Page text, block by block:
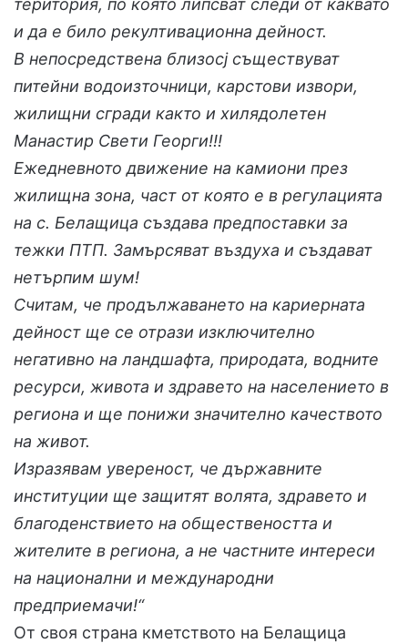
територия, по която липсват следи от каквато
и да е било рекултивационна дейност.
В непосредствена близосj съществуват
питейни водоизточници, карстови извори,
жилищни сгради както и хилядолетен
Манастир Свети Георги!!!
Ежедневното движение на камиони през
жилищна зона, част от която е в регулацията
на с. Белащица създава предпоставки за
тежки ПТП. Замърсяват въздуха и създават
нетърпим шум!
Считам, че продължаването на кариерната
дейност ще се отрази изключително
негативно на ландшафта, природата, водните
ресурси, живота и здравето на населението в
региона и ще понижи значително качеството
на живот.
Изразявам увереност, че държавните
институции ще защитят волята, здравето и
благоденствието на обществеността и
жителите в региона, а не частните интереси
на национални и международни
предприемачи!“
От своя страна кметството на Белащица